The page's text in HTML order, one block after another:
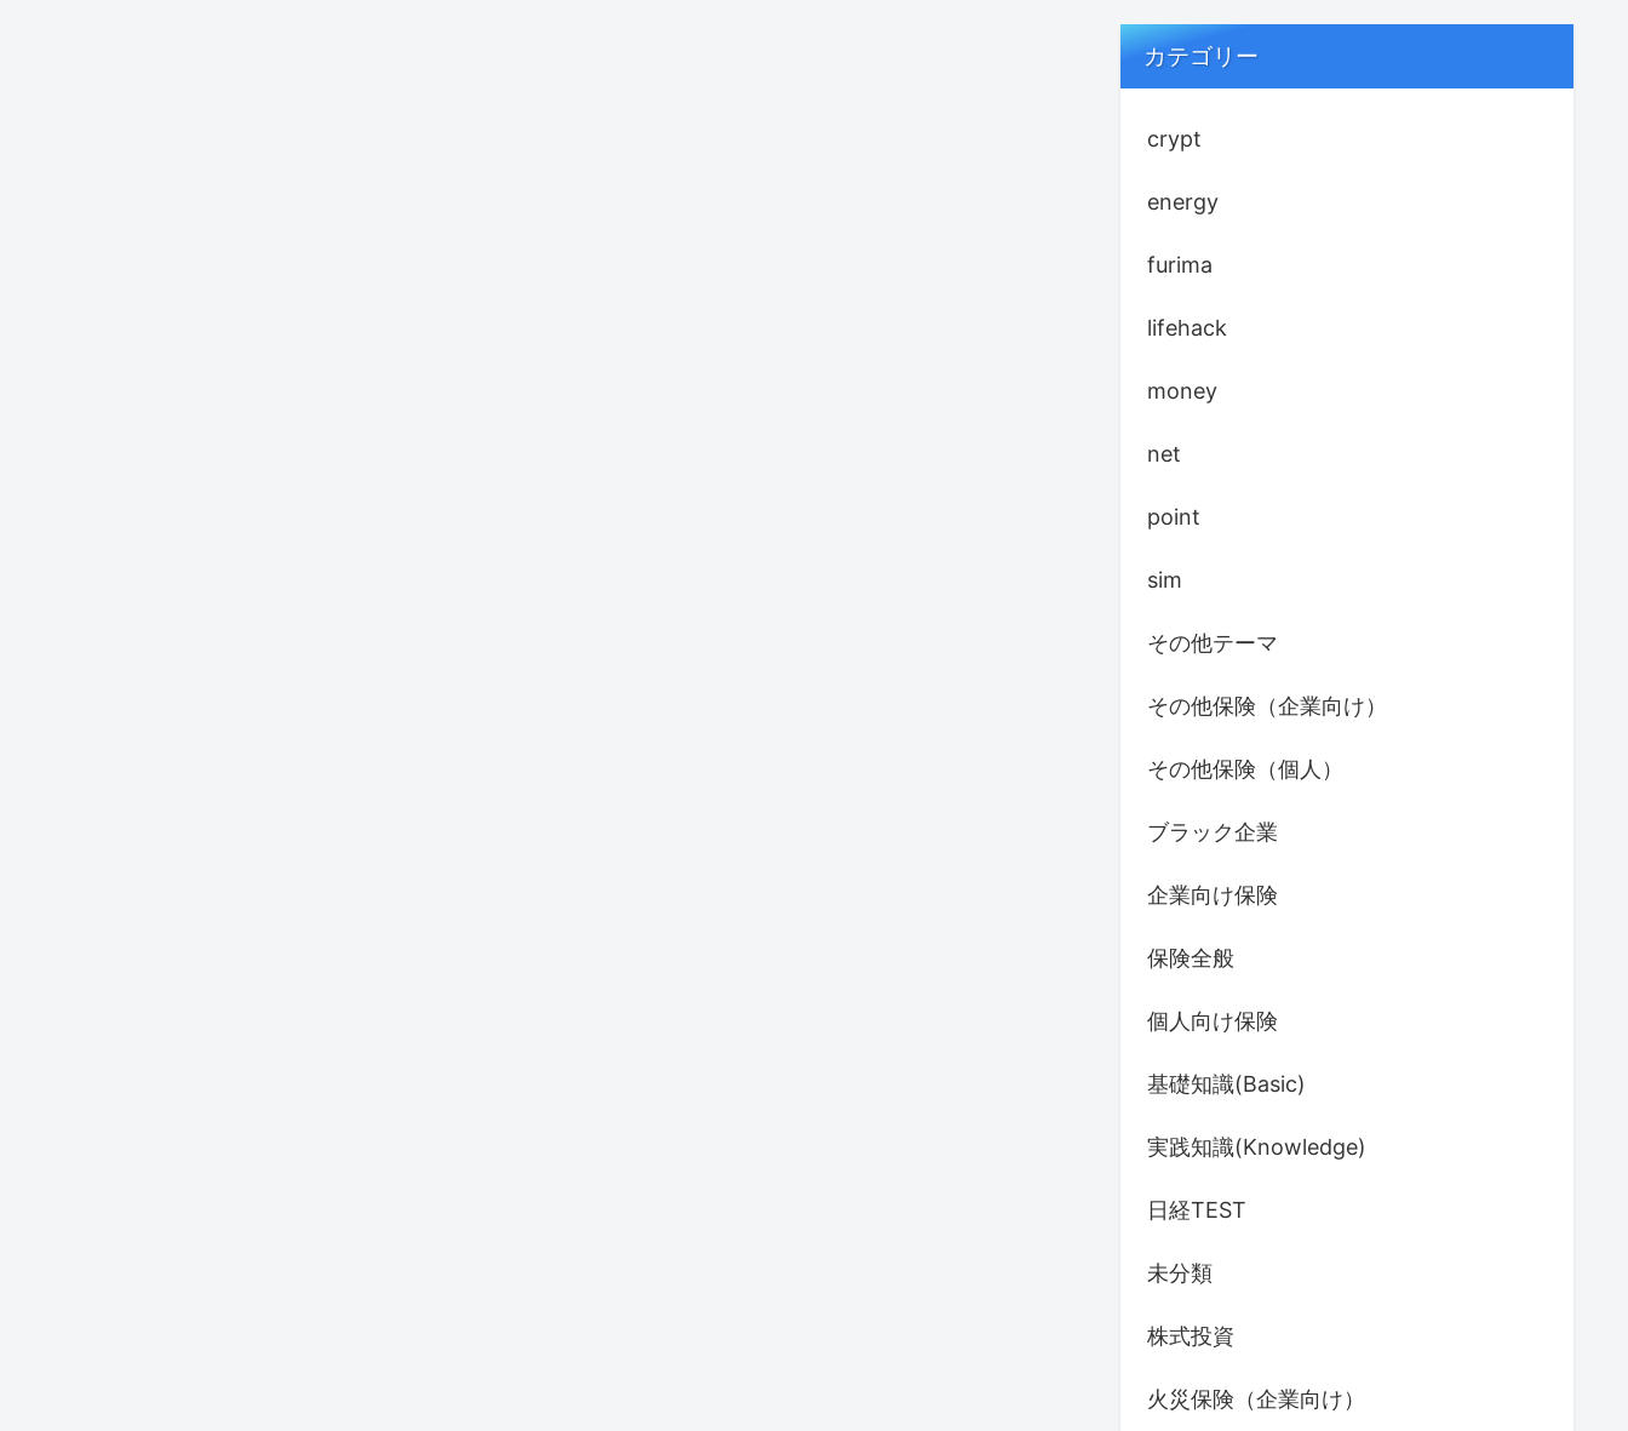
カテゴリー
crypt
energy
furima
lifehack
money
net
point
sim
その他テーマ
その他保険（企業向け）
その他保険（個人）
ブラック企業
企業向け保険
保険全般
個人向け保険
基礎知識(Basic)
実践知識(Knowledge)
日経TEST
未分類
株式投資
火災保険（企業向け）